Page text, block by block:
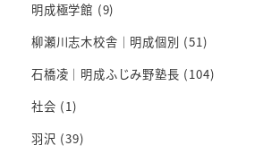
明成極学館 (9)
柳瀬川志木校舎｜明成個別 (51)
石橋凌｜明成ふじみ野塾長 (104)
社会 (1)
羽沢 (39)